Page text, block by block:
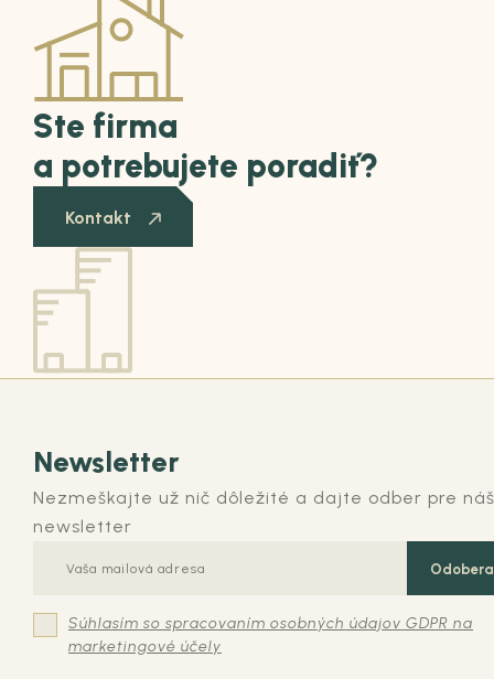
Ste firma
a potrebujete poradiť?
Kontakt
Newsletter
Nezmeškajte už nič dôležité a dajte odber pre náš
newsletter
Súhlasím so spracovaním osobných údajov GDPR na
marketingové účely